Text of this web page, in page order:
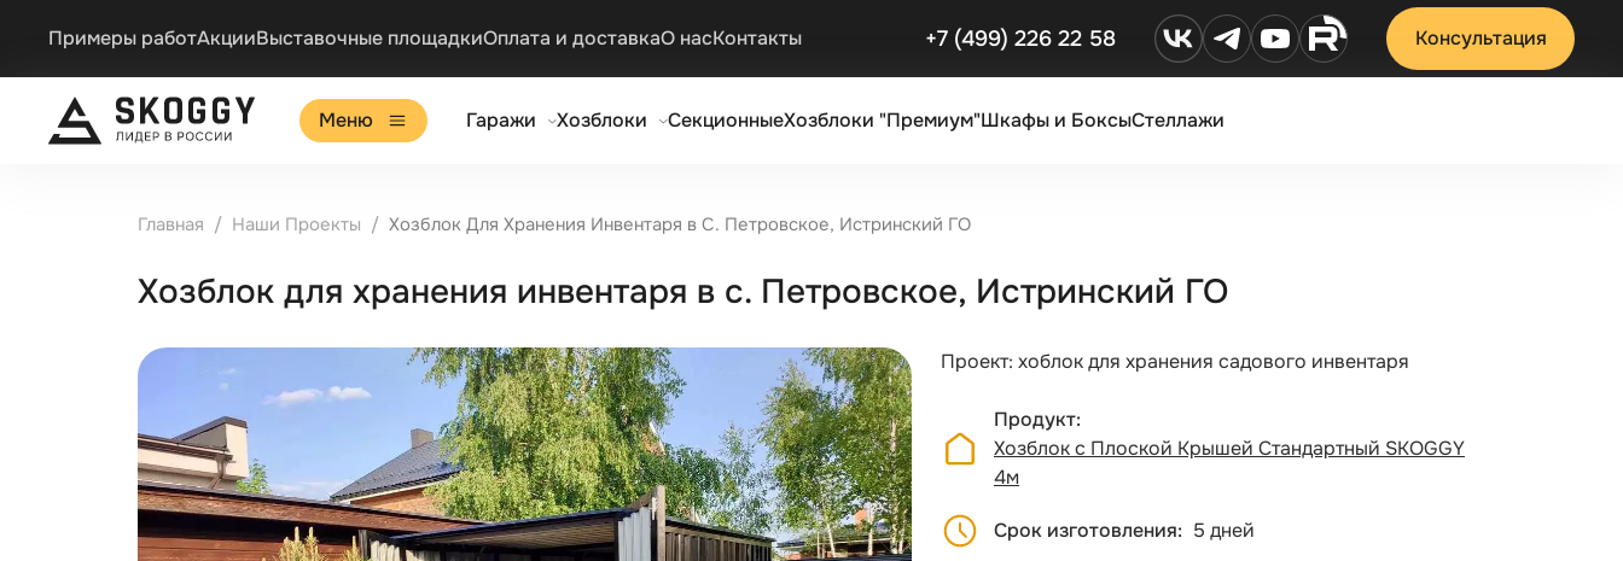
Примеры работАкцииВыставочные площадкиОплата и доставкаО насКонтакты +7 (499) 226 22 58 Консультация
Меню Гаражи Хозблоки СекционныеХозблоки "Премиум"Шкафы и БоксыСтеллажи
Главная Наши Проекты Хозблок Для Хранения Инвентаря в С. Петровское, Истринский ГО
Хозблок для хранения инвентаря в с. Петровское, Истринский ГО
Проект: хоблок для хранения садового инвентаря
Продукт
Хозблок с Плоской Крышей Стандартный SKOGGY
4м
Срок изготовления 5 дней